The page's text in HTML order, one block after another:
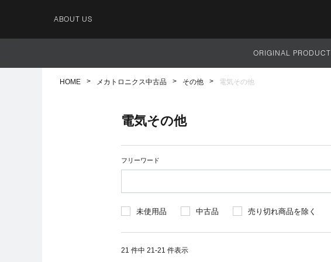
ABOUT US
サイト全体
ORIGINAL PRODUCT
HOME メカトロニクス中古品 その他 電気その他
電気その他
フリーワード
未使用品 中古品 売り切れ商品を除く
21 件中 21-21 件表示